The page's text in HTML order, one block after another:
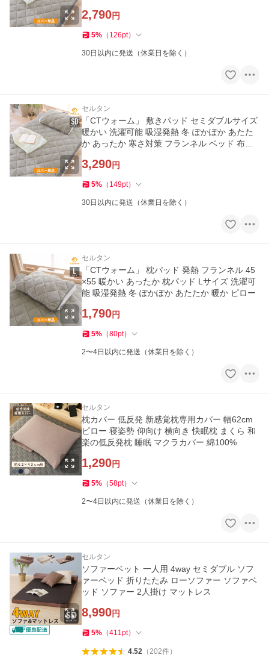
2,790円
5% （ 126pt）
30日以内に発送（休業日を除く）
セルタン
「CTウォーム」 敷きパッド セミダブルサイズ
暖かい 洗濯可能 吸湿発熱 冬 ぽかぽか あたた
か あったか 寒さ対策 フランネル ベッド 布団
3,290円
5% （ 149pt）
30日以内に発送（休業日を除く）
セルタン
「CTウォーム」 枕パッド 発熱 フランネル 45
×55 暖かい あったか 枕パッド Lサイズ 洗濯可
能 吸湿発熱 冬 ぽかぽか あたたか 暖か ピロー
1,790円
5% （80pt）
2〜4日以内に発送（休業日を除く）
セルタン
枕カバー 低反発 新感覚枕専用カバー 幅62cm
ピロー 寝姿勢 仰向け 横向き 快眠枕 まくら 和
楽の低反発枕 睡眠 マクラカバー 綿100%
1,290円
5% （58pt）
2〜4日以内に発送（休業日を除く）
セルタン
ソファーベット 一人用 4way セミダブル ソフ
ァーベッド 折りたたみ ローソファー ソファベ
ッド ソファー 2人掛け マットレス
8,990円
5% （411pt）
4.52（202件）